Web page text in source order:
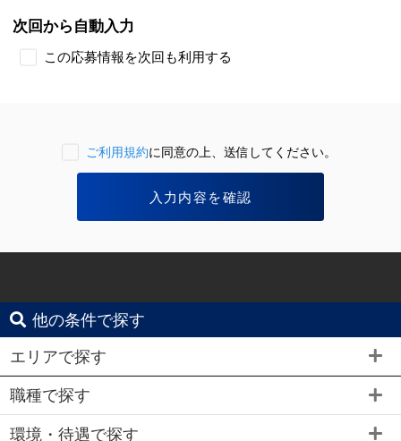
次回から自動入力
この応募情報を次回も利用する
ご利用規約に同意の上、送信してください。
他の条件で探す
エリアで探す
職種で探す
環境・待遇で探す